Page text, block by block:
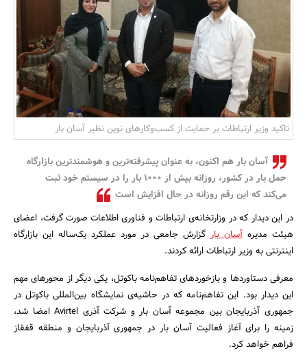
بانک، بیمه و سرمایه
مسکن و ساختمان
تاکید وزیر ارتباطات بر حمایت از کسب‌وکارهای نوین نظیر آسان بار
آسان بار هم اکنون، به عنوان پیشرفته‌ترین و هوشمندترین بازارگاه
حمل بار در کشور، روزانه بیش از 1000 بار را در سیستم خود ثبت
می‌کند که این رقم روزانه در حال افزایش است
در این دیدار که در وزارتخانه‌ی ارتباطات و فناوری اطلاعات صورت گرفت، اعضای
هیئت مدیره آسان بار گزارش جامعی در مورد عملکرد یک‌ساله این بازارگاه
اینترنتی به وزیر ارتباطات ارائه کردند.
معرفی دستاوردها و بازخوردهای تفاهم‌نامه باکوتل، یکی دیگر از محورهای مهم
این دیدار بود. این تفاهم‌نامه که در حاشیه‌ی نمایشگاه بین‌المللی باکوتل در
جمهوری آذربایجان بین مجموعه آسان بار و شرکت آذری Avirtel امضا شد،
زمینه را برای آغاز فعالیت آسان بار در جمهوری آذربایجان و منطقه قفقاز
فراهم خواهد کرد.